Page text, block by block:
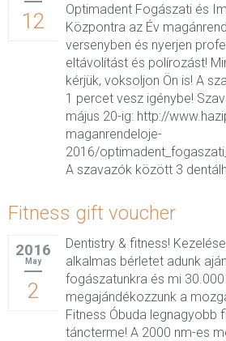
12
Optimadent Fogászati és
Központra az Év
versenyben és nyerjen
eltávolítást és polírozást!
kérjük, voksoljon Ön is! A
1 percet vesz igénybe!
május 20-ig: http://
maganrendeloje-
2016/
A szavazók között 3
Fitness gift voucher
2016
May
2
Dentistry & fitness!
alkalmas bérletet adunk
fogászatunkra és mi
megajándékozzunk a
Fitness Óbuda legnagyobb
táncterme! A 2000 nm-es